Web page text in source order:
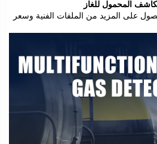
على المزيد من الملفات الفنية وسعر